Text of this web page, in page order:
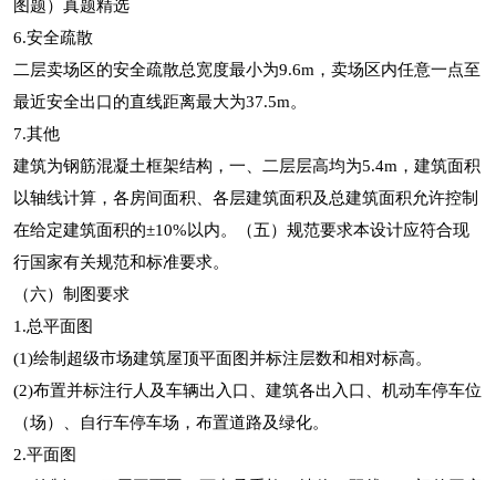
6.安全疏散
二层卖场区的安全疏散总宽度最小为9.6m，卖场区内任意一点至
最近安全出口的直线距离最大为37.5m。
7.其他
建筑为钢筋混凝土框架结构，一、二层层高均为5.4m，建筑面积
以轴线计算，各房间面积、各层建筑面积及总建筑面积允许控制
在给定建筑面积的±10%以内。（五）规范要求本设计应符合现
行国家有关规范和标准要求。
（六）制图要求
1.总平面图
(1)绘制超级市场建筑屋顶平面图并标注层数和相对标高。
(2)布置并标注行人及车辆出入口、建筑各出入口、机动车停车位
（场）、自行车停车场，布置道路及绿化。
2.平面图